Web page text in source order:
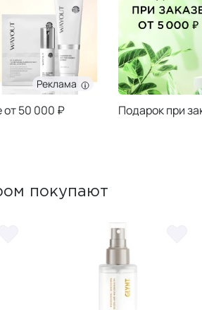
Реклама
от 50 000 ₽ Подарок при
покупают